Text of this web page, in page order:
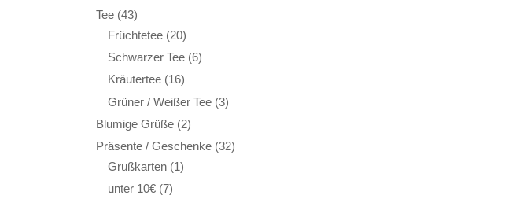
Tee (43)
Früchtetee (20)
Schwarzer Tee (6)
Kräutertee (16)
Grüner / Weißer Tee (3)
Blumige Grüße (2)
Präsente / Geschenke (32)
Grußkarten (1)
unter 10€ (7)